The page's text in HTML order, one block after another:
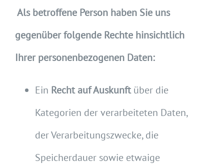
Als betroffene Person haben Sie uns
gegenüber folgende Rechte hinsichtlich
Ihrer personenbezogenen Daten:
Ein Recht auf Auskunftüber die
Kategorien der verarbeiteten Daten,
der Verarbeitungszwecke, die
Speicherdauer sowie etwaige